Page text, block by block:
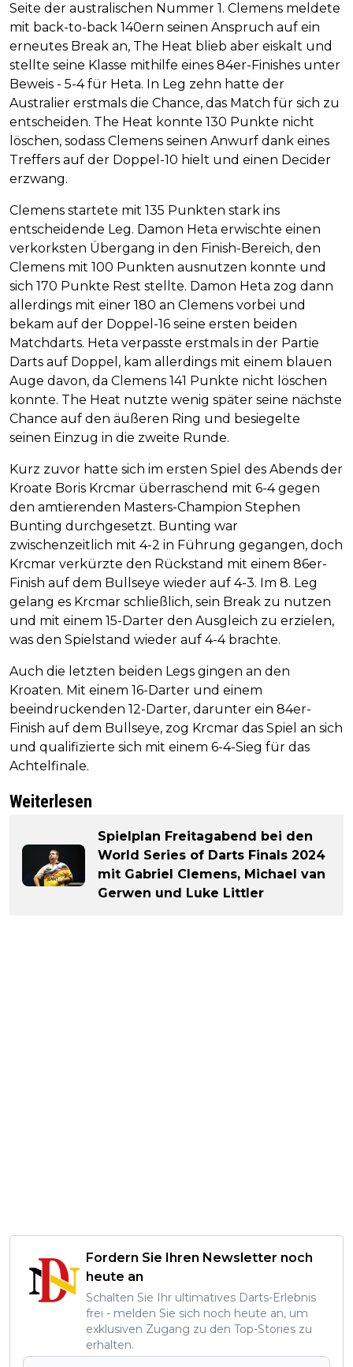
Seite der australischen Nummer 1. Clemens meldete
mit back-to-back 140ern seinen Anspruch auf ein
erneutes Break an, The Heat blieb aber eiskalt und
stellte seine Klasse mithilfe eines 84er-Finishes unter
Beweis - 5-4 für Heta. In Leg zehn hatte der
Australier erstmals die Chance, das Match für sich zu
entscheiden. The Heat konnte 130 Punkte nicht
löschen, sodass Clemens seinen Anwurf dank eines
Treffers auf der Doppel-10 hielt und einen Decider
erzwang.
Clemens startete mit 135 Punkten stark ins
entscheidende Leg. Damon Heta erwischte einen
verkorksten Übergang in den Finish-Bereich, den
Clemens mit 100 Punkten ausnutzen konnte und
sich 170 Punkte Rest stellte. Damon Heta zog dann
allerdings mit einer 180 an Clemens vorbei und
bekam auf der Doppel-16 seine ersten beiden
Matchdarts. Heta verpasste erstmals in der Partie
Darts auf Doppel, kam allerdings mit einem blauen
Auge davon, da Clemens 141 Punkte nicht löschen
konnte. The Heat nutzte wenig später seine nächste
Chance auf den äußeren Ring und besiegelte
seinen Einzug in die zweite Runde.
Kurz zuvor hatte sich im ersten Spiel des Abends der
Kroate Boris Krcmar überraschend mit 6-4 gegen
den amtierenden Masters-Champion Stephen
Bunting durchgesetzt. Bunting war
zwischenzeitlich mit 4-2 in Führung gegangen, doch
Krcmar verkürzte den Rückstand mit einem 86er-
Finish auf dem Bullseye wieder auf 4-3. Im 8. Leg
gelang es Krcmar schließlich, sein Break zu nutzen
und mit einem 15-Darter den Ausgleich zu erzielen,
was den Spielstand wieder auf 4-4 brachte.
Auch die letzten beiden Legs gingen an den
Kroaten. Mit einem 16-Darter und einem
beeindruckenden 12-Darter, darunter ein 84er-
Finish auf dem Bullseye, zog Krcmar das Spiel an sich
und qualifizierte sich mit einem 6-4-Sieg für das
Achtelfinale.
Weiterlesen
Spielplan Freitagabend bei den
World Series of Darts Finals 2024
mit Gabriel Clemens, Michael van
Gerwen und Luke Littler
Fordern Sie Ihren Newsletter noch
heute an
Schalten Sie Ihr ultimatives Darts-Erlebnis
frei - melden Sie sich noch heute an, um
exklusiven Zugang zu den Top-Stories zu
erhalten.